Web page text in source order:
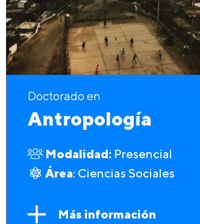
Doctorado en
Antropología
Modalidad: Presencial
Área: Ciencias Sociales
Más información